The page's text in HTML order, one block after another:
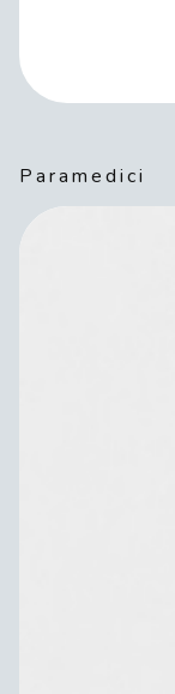
Paramedici